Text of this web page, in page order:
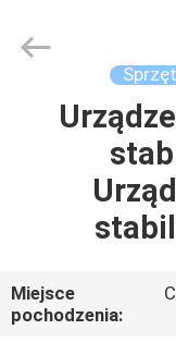
DOM
PRODUKTY
VR
INSTRUMENT
Miejsce
pochodzenia: